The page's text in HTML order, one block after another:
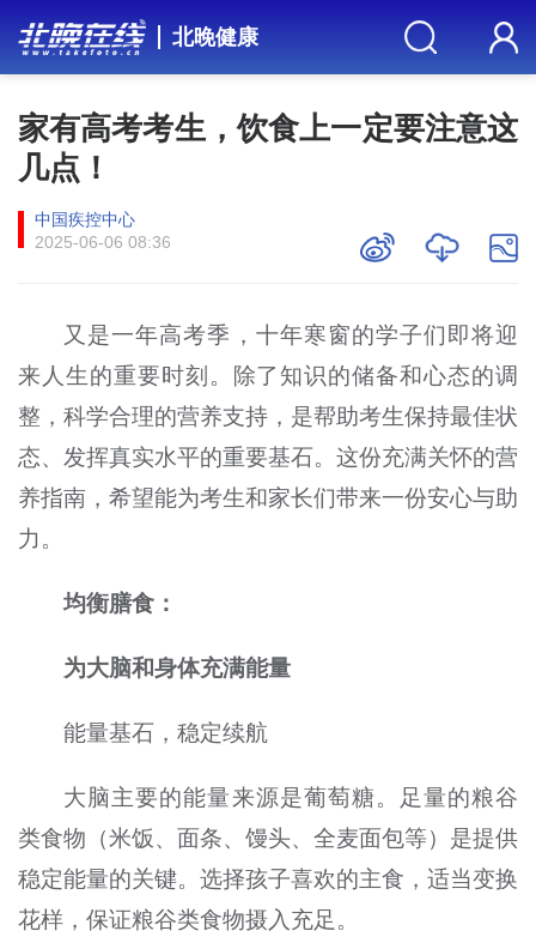
北晚健康
家有高考考生，饮食上一定要注意这
几点！
中国疾控中心
2025-06-06 08:36
又是一年高考季，十年寒窗的学子们即将迎
来人生的重要时刻。除了知识的储备和心态的调
整，科学合理的营养支持，是帮助考生保持最佳状
态、发挥真实水平的重要基石。这份充满关怀的营
养指南，希望能为考生和家长们带来一份安心与助
力。
均衡膳食：
为大脑和身体充满能量
能量基石，稳定续航
大脑主要的能量来源是葡萄糖。足量的粮谷
类食物（米饭、面条、馒头、全麦面包等）是提供
稳定能量的关键。选择孩子喜欢的主食，适当变换
花样，保证粮谷类食物摄入充足。